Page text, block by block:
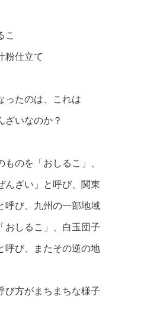
こ
粉仕立て
ったのは、これは
ざいなのか？
のを「おしるこ」、
んざい」と呼び、関東
び、 九州の一部地域
しるこ」、 白玉団子
呼び、またその逆の地
び方がまちまちな様子